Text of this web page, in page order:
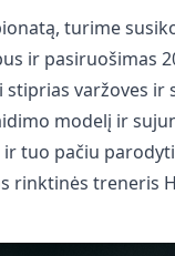
turime
ir pasiruošimas
varžoves ir
modelį ir
tuo pačiu
rinktinės treneris